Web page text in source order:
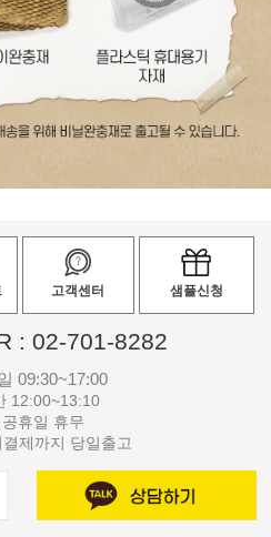
고객센터 샘플신청
: 02-701-8282
09:30~17:00
12:00~13:10
공휴일 휴무
제까지 당일출고